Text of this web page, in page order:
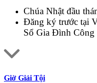
Chúa Nhật đầu
Đăng ký trước tại
Sổ Gia Đình Công
Giờ Giải Tội